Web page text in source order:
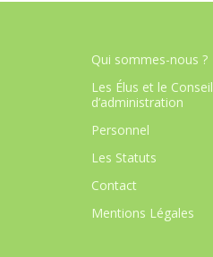
Qui sommes-nous ?
Les Élus et le Conseil
d’administration
Personnel
Les Statuts
Contact
Mentions Légales